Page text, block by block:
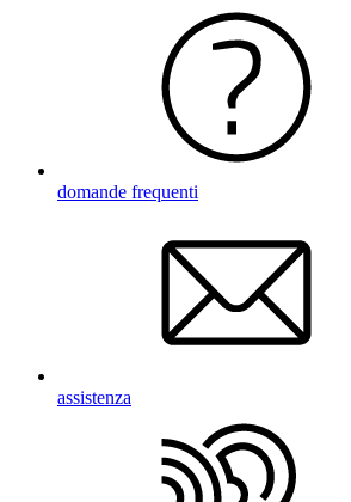
domande frequenti
assistenza